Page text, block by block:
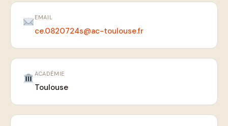
EMAIL
ce.0820724s@ac-toulouse.fr
ACADÉMIE
Toulouse